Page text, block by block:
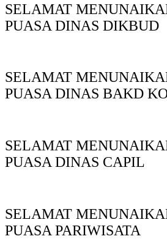
SELAMAT
PUASA DINAS DIKBUD
SELAMAT
PUASA DINAS BAKD
SELAMAT
PUASA DINAS CAPIL
SELAMAT
PUASA PARIWISATA